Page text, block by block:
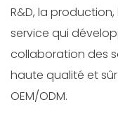
R&D, la
service qui
collaboration des
haute qualité et
OEM/ODM.